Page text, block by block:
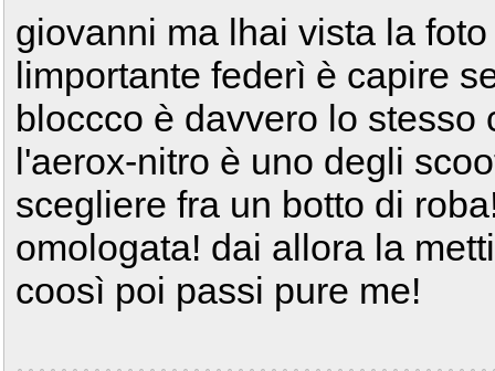
giovanni ma lhai vista la
limportante federì è capire
bloccco è davvero lo stesso
l'aerox-nitro è uno degli
scegliere fra un botto di
omologata! dai allora la
coosì poi passi pure me!